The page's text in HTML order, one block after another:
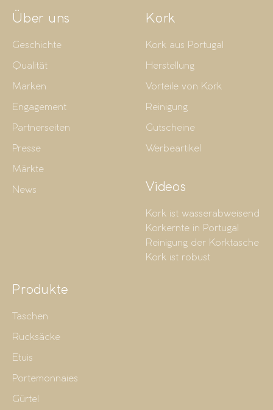
Über uns
Geschichte
Qualität
Marken
Engagement
Partnerseiten
Presse
Märkte
News
Kork
Kork aus Portugal
Herstellung
Vorteile von Kork
Reinigung
Gutscheine
Werbeartikel
Videos
Kork ist wasserabweisend
Korkernte in Portugal
Reinigung der Korktasche
Kork ist robust
Produkte
Taschen
Rucksäcke
Etuis
Portemonnaies
Gürtel